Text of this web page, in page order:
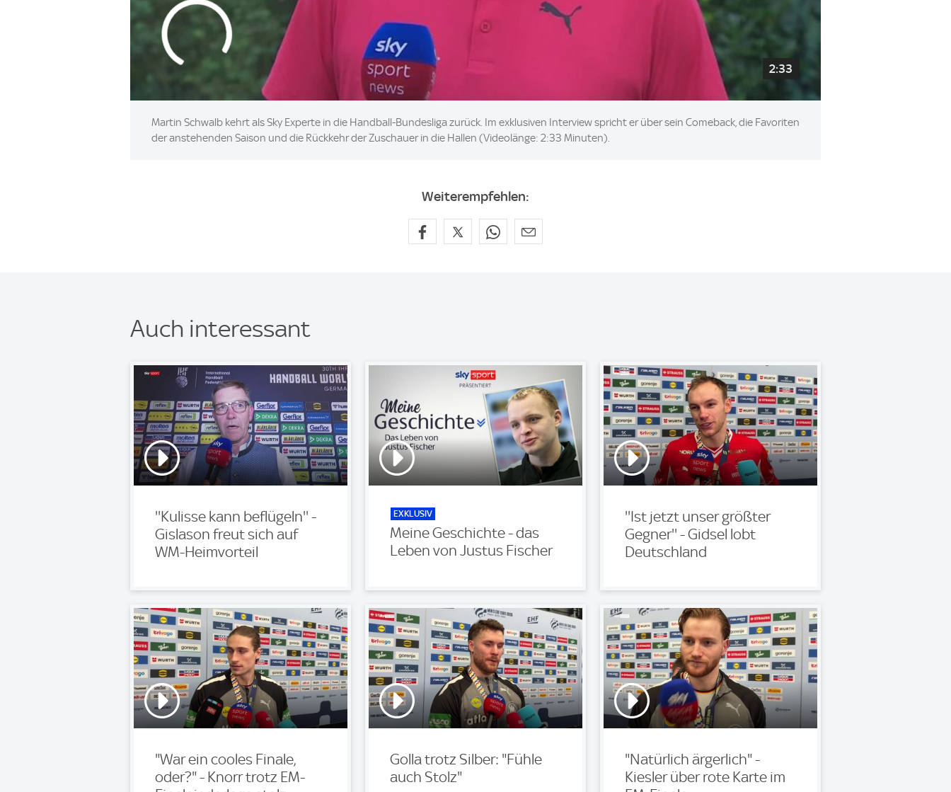
2:33
Martin Schwalb kehrt als Sky Experte in die Handball-Bundesliga zurück. Im exklusiven Interview spricht er über sein Comeback, die Favoriten
der anstehenden Saison und die Rückkehr der Zuschauer in die Hallen (Videolänge: 2:33 Minuten).
Weiterempfehlen:
Auch interessant
''Kulisse kann beflügeln'' -
Gislason freut sich auf
WM-Heimvorteil
EXKLUSIV
Meine Geschichte - das
Leben von Justus Fischer
''Ist jetzt unser größter
Gegner'' - Gidsel lobt
Deutschland
"War ein cooles Finale,
oder?" - Knorr trotz EM-
Golla trotz Silber: "Fühle
auch Stolz"
"Natürlich ärgerlich" -
Kiesler über rote Karte im